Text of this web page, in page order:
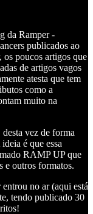
da Ramper -
publicados ao
os poucos artigos que
de artigos vagos
atesta que tem
como a
muito na
vez de forma
é que essa
RAMP UP que
e outros formatos.
no ar (aqui está
tendo publicado 30